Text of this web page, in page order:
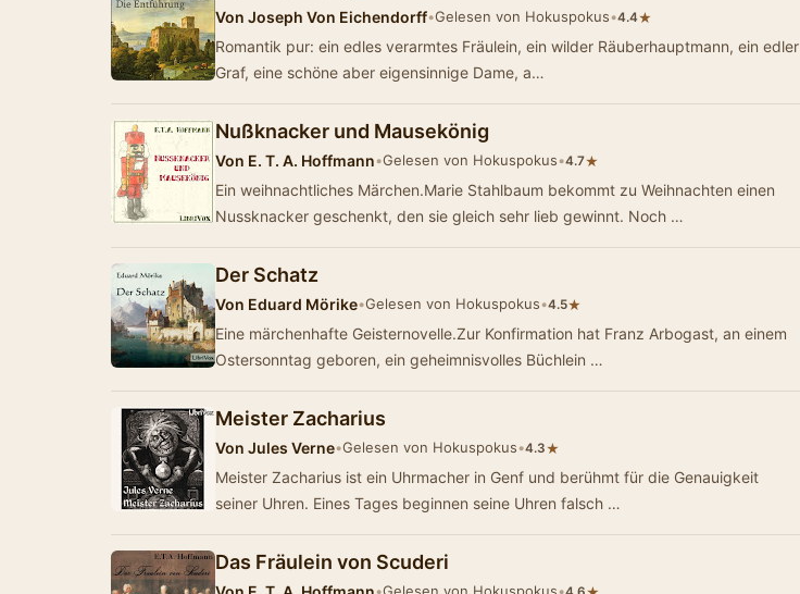
Von Joseph Von Eichendorff•Gelesen von Hokuspokus•4.4★
Romantik pur: ein edles verarmtes Fräulein, ein wilder Räuberhauptmann, ein edler
Graf, eine schöne aber eigensinnige Dame, a…
Nußknacker und Mausekönig
Von E. T. A. Hoffmann•Gelesen von Hokuspokus•4.7★
Ein weihnachtliches Märchen.Marie Stahlbaum bekommt zu Weihnachten einen
Nussknacker geschenkt, den sie gleich sehr lieb gewinnt. Noch …
Der Schatz
Von Eduard Mörike•Gelesen von Hokuspokus•4.5★
Eine märchenhafte Geisternovelle.Zur Konfirmation hat Franz Arbogast, an einem
Ostersonntag geboren, ein geheimnisvolles Büchlein …
Meister Zacharius
Von Jules Verne•Gelesen von Hokuspokus•4.3★
Meister Zacharius ist ein Uhrmacher in Genf und berühmt für die Genauigkeit
seiner Uhren. Eines Tages beginnen seine Uhren falsch …
Das Fräulein von Scuderi